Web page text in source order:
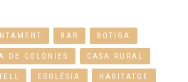
BAR BOTIGA
DE COLÒNIES CASA RURAL
ESGLÉSIA HABITATGE